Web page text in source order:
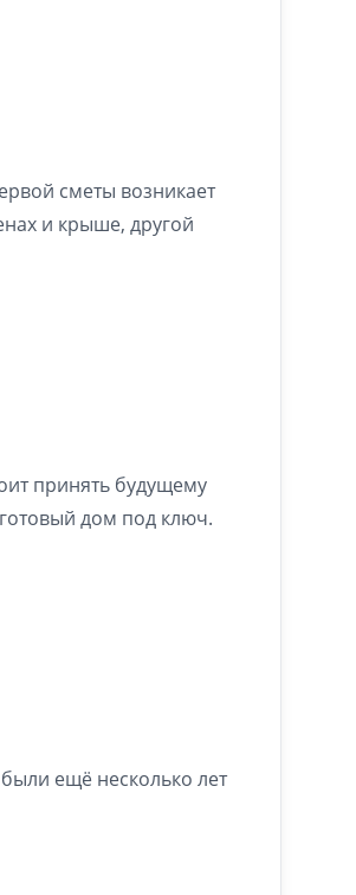
сметы возникает
и крыше, другой
принять будущему
дом под ключ.
ещё несколько лет